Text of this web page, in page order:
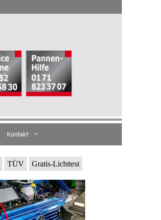
Kontakt
Anfahrt
TÜV Gratis-Lichttest